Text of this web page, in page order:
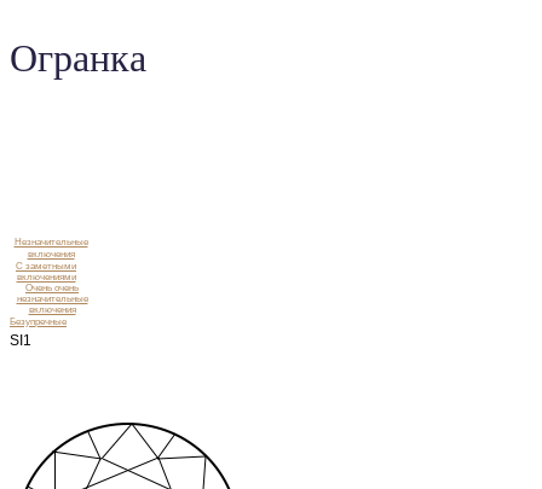
Незначительные
включения
C заметными
включениями
Очень очень
незначительные
включения
Безупречные
SI1
Огранка